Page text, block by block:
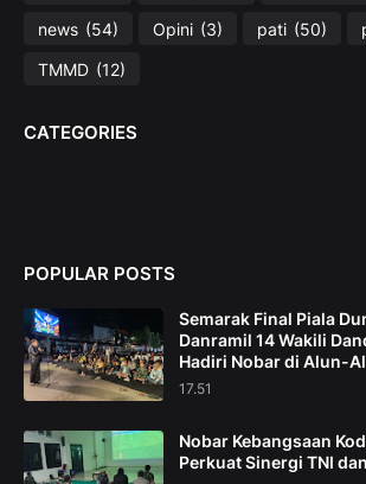
news (54) Opini (3) pati (50)
TMMD (12)
CATEGORIES
POPULAR POSTS
Semarak Final Piala
Danramil 14 Wakili
Hadiri Nobar di Alun-
17.51
Nobar Kebangsaan
Perkuat Sinergi TNI